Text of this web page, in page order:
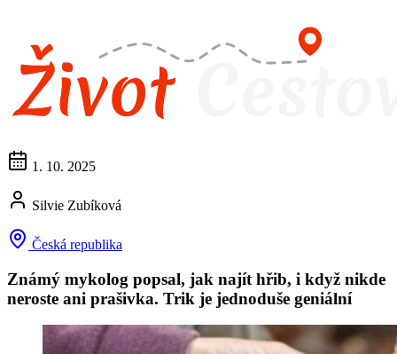
1. 10. 2025
Silvie Zubíková
Česká republika
Známý mykolog popsal, jak najít hřib, i když nikde
neroste ani prašivka. Trik je jednoduše geniální